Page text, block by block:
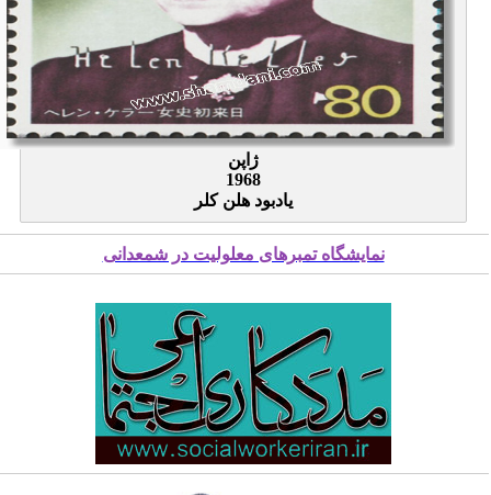
ژاپن
1968
یادبود هلن کلر
نمایشگاه تمبرهای معلولیت در شمعدانی